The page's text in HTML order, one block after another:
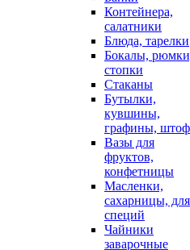
Контейнера,
салатники
Блюда, тарелки
Бокалы,
стопки
Стаканы
Бутылки,
кувшины,
графины,
Вазы для
фруктов,
конфетницы
Масленки,
сахарницы, для
специй
Чайники
заварочные